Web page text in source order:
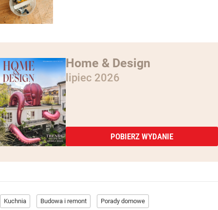
Home & Design
lipiec 2026
POBIERZ WYDANIE
Kuchnia Budowa i remont Porady domowe